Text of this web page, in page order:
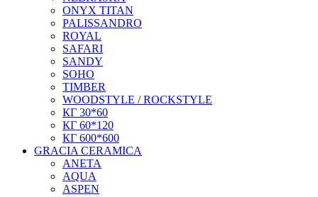
ONYX TITAN
PALISSANDRO
ROYAL
SAFARI
SANDY
SOHO
TIMBER
WOODSTYLE / ROCKSTYLE
КГ 30*60
КГ 60*120
КГ 600*600
GRACIA CERAMICA
ANETA
AQUA
ASPEN